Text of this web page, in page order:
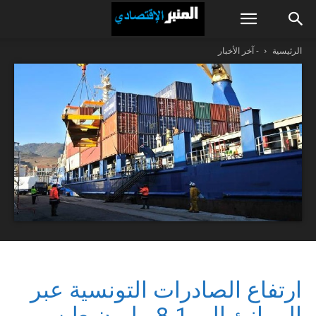
الرئيسية - آخر الأخبار
ارتفاع الصادرات التونسية عبر